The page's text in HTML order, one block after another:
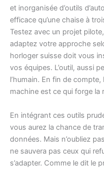
et inorganisée d’outils
efficace qu’une chaise à
Testez avec un projet
adaptez votre approche
horloger suisse doit vous
vos équipes. L’outil, aussi
l’humain. En fin de
machine est ce qui forge la
En intégrant ces outils
vous aurez la chance de
données. Mais n’oubliez
ne sauvera pas ceux qui
s’adapter. Comme le dit le